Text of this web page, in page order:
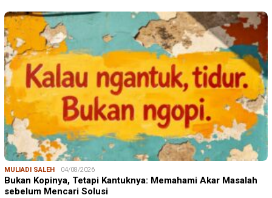
MULIADI SALEH 04/08/2026
Bukan Kopinya, Tetapi Kantuknya: Memahami Akar Masalah
sebelum Mencari Solusi